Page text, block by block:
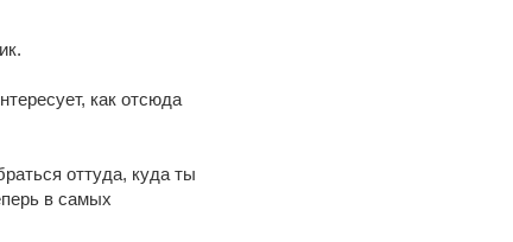
как отсюда
оттуда, куда ты
в самых